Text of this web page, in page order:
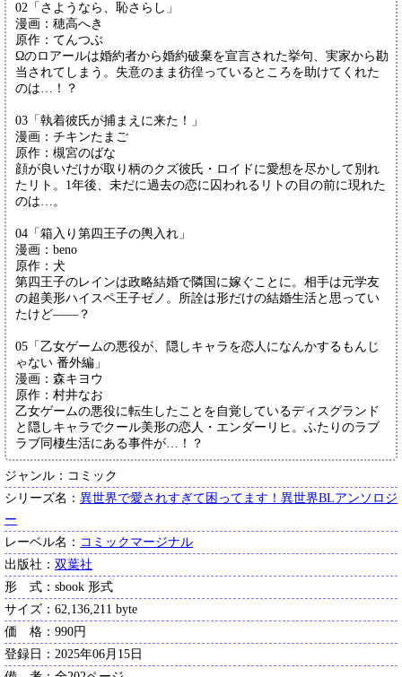
02「さようなら、恥さらし」
漫画：穂高へき
原作：てんつぶ
Ωのロアールは婚約者から婚約破棄を宣言された挙句、実家から勘
当されてしまう。失意のまま彷徨っているところを助けてくれた
のは…！？
03「執着彼氏が捕まえに来た！」
漫画：チキンたまご
原作：槻宮のばな
顔が良いだけが取り柄のクズ彼氏・ロイドに愛想を尽かして別れ
たリト。1年後、未だに過去の恋に囚われるリトの目の前に現れた
のは…。
04「箱入り第四王子の輿入れ」
漫画：beno
原作：犬
第四王子のレインは政略結婚で隣国に嫁ぐことに。相手は元学友
の超美形ハイスペ王子ゼノ。所詮は形だけの結婚生活と思ってい
たけど――？
05「乙女ゲームの悪役が、隠しキャラを恋人になんかするもんじ
ゃない 番外編」
漫画：森キヨウ
原作：村井なお
乙女ゲームの悪役に転生したことを自覚しているディスグランド
と隠しキャラでクール美形の恋人・エンダーリヒ。ふたりのラブ
ラブ同棲生活にある事件が…！？
ジャンル：コミック
シリーズ名： 異世界で愛されすぎて困ってます！異世界BLアンソロジ
ー
レーベル名： コミックマージナル
出版社： 双葉社
形 式：sbook 形式
サイズ：62,136,211 byte
価 格：990円
登録日：2025年06月15日